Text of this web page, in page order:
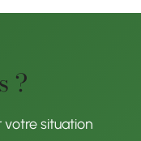
?
situation